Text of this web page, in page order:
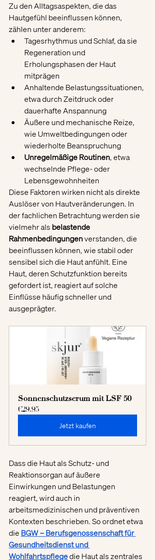
Zu den Alltagsaspekten, die das
Hautgefühl beeinflussen können,
zählen unter anderem:
Tagesrhythmus und Schlaf, da sie
Regeneration und
Erholungsphasen der Haut
mitprägen
Anhaltende Belastungssituationen,
etwa durch Zeitdruck oder
dauerhafte Anspannung
Äußere und mechanische Reize,
wie Umweltbedingungen oder
wiederholte Beanspruchung
Unregelmäßige Routinen, etwa
wechselnde Pflege- oder
Lebensgewohnheiten
Diese Faktoren wirken nicht als direkte
Auslöser von Hautveränderungen. In
der fachlichen Betrachtung werden sie
vielmehr als belastende
Rahmenbedingungen verstanden, die
beeinflussen können, wie stabil oder
sensibel sich die Haut anfühlt. Eine
Haut, deren Schutzfunktion bereits
gefordert ist, reagiert auf solche
Einflüsse häufig schneller und
ausgeprägter.
Sonnenschutzserum mit LSF 50
€29.95
Jetzt kaufen
Dass die Haut als Schutz- und
Reaktionsorgan auf äußere
Einwirkungen und Belastungen
reagiert, wird auch in
arbeitsmedizinischen und präventiven
Kontexten beschrieben. So ordnet etwa
die BGW – Berufsgenossenschaft für
Gesundheitsdienst und
Wohlfahrtspflege die Haut als zentrales